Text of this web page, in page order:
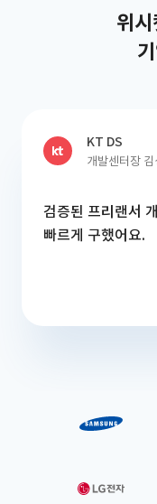
위
KT DS
개발센터장 김
검증된 프리랜서
빠르게 구했어요.